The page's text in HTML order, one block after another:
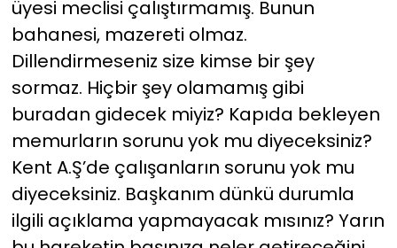
üyesi meclisi çalıştırmamış. Bunun
bahanesi, mazereti olmaz.
Dillendirmeseniz size kimse bir şey
sormaz. Hiçbir şey olamamış gibi
buradan gidecek miyiz? Kapıda bekleyen
memurların sorunu yok mu diyeceksiniz?
Kent A.Ş’de çalışanların sorunu yok mu
diyeceksiniz. Başkanım dünkü durumla
ilgili açıklama yapmayacak mısınız? Yarın